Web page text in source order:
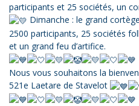
participants et 25 sociétés, un
Dimanche : le grand
2500 participants, 25 sociétés
et un grand feu d’artifice.
Nous vous souhaitons la
521e Laetare de Stavelot